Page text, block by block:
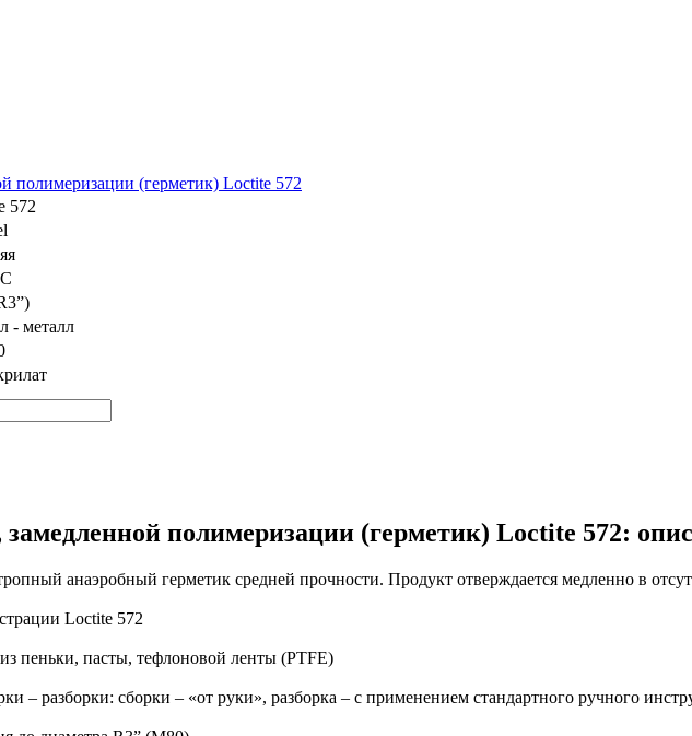
572
- металл
замедленной полимеризации (герметик) Loctite 572:
анаэробный герметик средней прочности. Продукт отверждается медленно в
Loctite 572
пеньки, пасты, тефлоновой ленты (PTFE)
– разборки: сборки – «от руки», разборка – с применением стандартного ручного